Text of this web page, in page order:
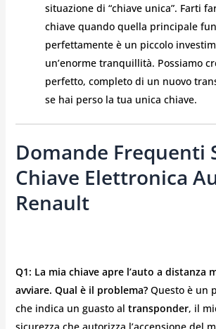
situazione di “chiave unica”. Farti
chiave quando quella principale
perfettamente è un piccolo
un’enorme tranquillità. Possiamo
perfetto, completo di un nuovo
se hai perso la tua unica chiave.
Domande Frequenti
Chiave Elettronica
Renault
Q1: La mia chiave apre l’auto a distanza
avviare. Qual è il problema?Questo è un
che indica un guasto al transponder, il